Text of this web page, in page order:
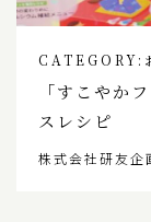
CATEGORY:
「すこやか
スレシピ
株式会社研友